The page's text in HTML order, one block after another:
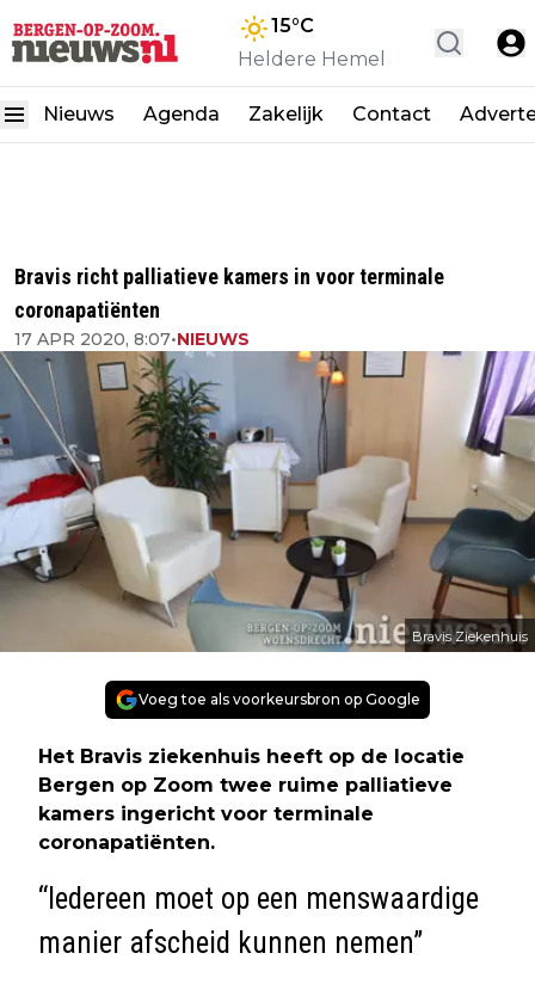
15°C
Heldere Hemel
Nieuws Agenda Zakelijk Contact
Bravis richt palliatieve kamers in voor terminale
coronapatiënten
17 APR 2020, 8:07•NIEUWS
Bravis Ziekenhuis
Voeg toe als voorkeursbron op Google
Het Bravis ziekenhuis heeft op de locatie
Bergen op Zoom twee ruime palliatieve
kamers ingericht voor terminale
coronapatiënten.
“Iedereen moet op een menswaardige
manier afscheid kunnen nemen”